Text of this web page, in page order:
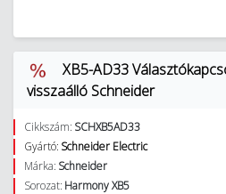
XB5-AD33
visszaálló Schneider
Cikkszám: SCHXB5AD33
Gyártó: Schneider Electric
Márka: Schneider
Sorozat: Harmony XB5